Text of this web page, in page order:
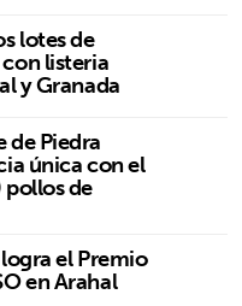
lotes de
listeria
y Granada
de Piedra
única con el
de
el Premio
en Arahal